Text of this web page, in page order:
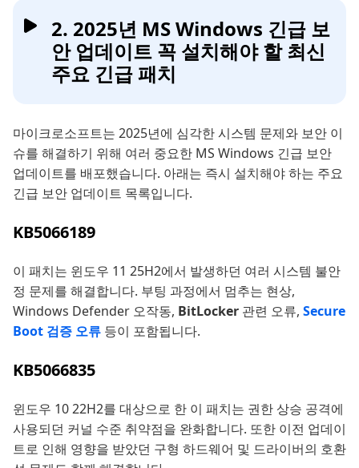
2. 2025년 MS Windows 긴급 보
안 업데이트 꼭 설치해야 할 최신
주요 긴급 패치
마이크로소프트는 2025년에 심각한 시스템 문제와 보안 이
슈를 해결하기 위해 여러 중요한 MS Windows 긴급 보안
업데이트를 배포했습니다. 아래는 즉시 설치해야 하는 주요
긴급 보안 업데이트 목록입니다.
KB5066189
이 패치는 윈도우 11 25H2에서 발생하던 여러 시스템 불안
정 문제를 해결합니다. 부팅 과정에서 멈추는 현상,
Windows Defender 오작동, BitLocker 관련 오류, Secure
Boot 검증 오류 등이 포함됩니다.
KB5066835
윈도우 10 22H2를 대상으로 한 이 패치는 권한 상승 공격에
사용되던 커널 수준 취약점을 완화합니다. 또한 이전 업데이
트로 인해 영향을 받았던 구형 하드웨어 및 드라이버의 호환